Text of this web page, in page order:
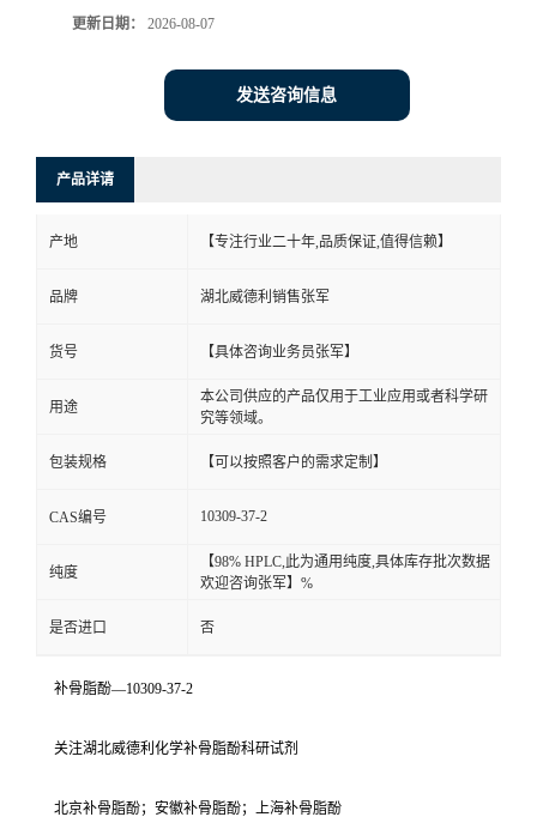
更新日期： 2026-08-07
发送咨询信息
产品详请
产地 【专注行业二十年,品质保证,值得信赖】
品牌 湖北威德利销售张军
货号 【具体咨询业务员张军】
用途
本公司供应的产品仅用于工业应用或者科学研
究等领域。
包装规格 【可以按照客户的需求定制】
CAS编号 10309-37-2
纯度
【98% HPLC,此为通用纯度,具体库存批次数据
欢迎咨询张军】%
是否进口 否
补骨脂酚—10309-37-2
关注湖北威德利化学补骨脂酚科研试剂
北京补骨脂酚；安徽补骨脂酚；上海补骨脂酚